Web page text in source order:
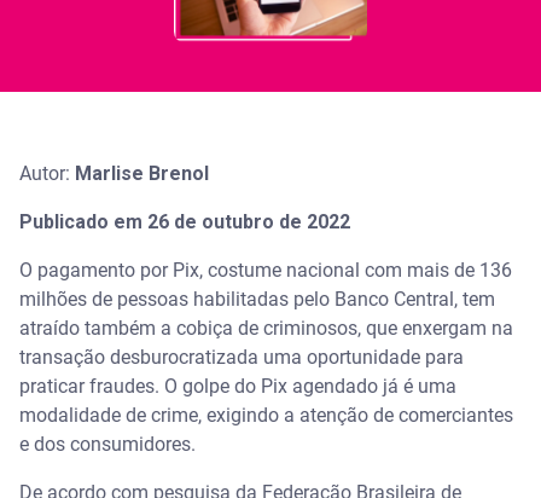
Autor: Marlise Brenol
Publicado em 26 de outubro de 2022
O pagamento por Pix, costume nacional com mais de 136
milhões de pessoas habilitadas pelo Banco Central, tem
atraído também a cobiça de criminosos, que enxergam na
transação desburocratizada uma oportunidade para
praticar fraudes. O golpe do Pix agendado já é uma
modalidade de crime, exigindo a atenção de comerciantes
e dos consumidores.
De acordo com pesquisa da Federação Brasileira de